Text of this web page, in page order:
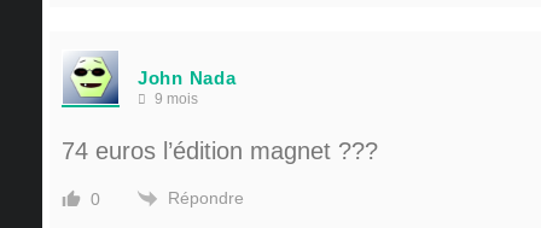
John Nada
9 mois
74 euros l’édition magnet ???
0 Répondre